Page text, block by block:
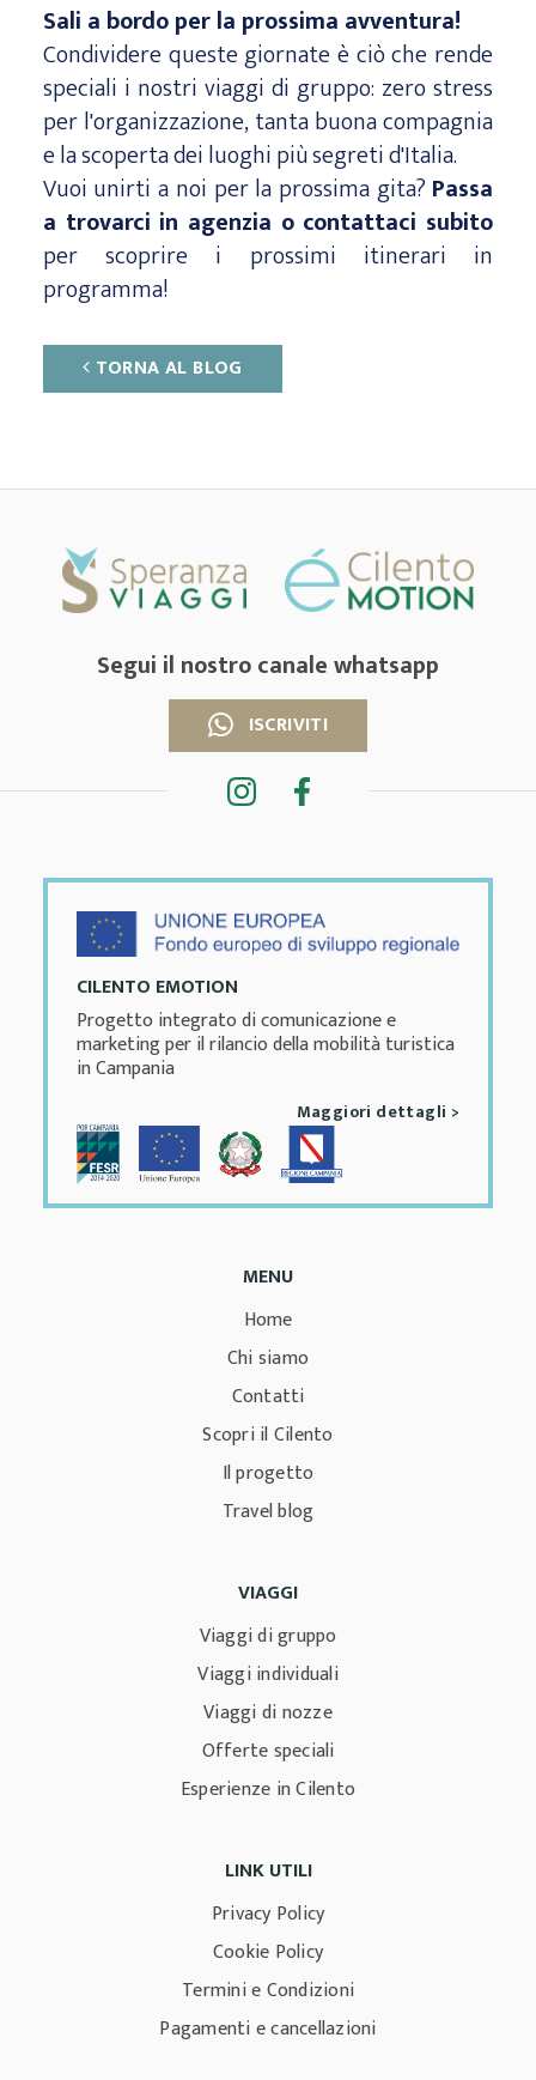
Sali a bordo per la prossima avventura!
Condividere queste giornate è ciò che rende
speciali i nostri viaggi di gruppo: zero stress
per l'organizzazione, tanta buona compagnia
e la scoperta dei luoghi più segreti d'Italia.
Vuoi unirti a noi per la prossima gita? Passa
a trovarci in agenzia o contattaci subito
per scoprire i prossimi itinerari in
programma!
TORNA AL BLOG
Segui il nostro canale whatsapp
ISCRIVITI
CILENTO EMOTION
Progetto integrato di comunicazione e
marketing per il rilancio della mobilità turistica
in Campania
Maggiori dettagli >
MENU
Home
Chi siamo
Contatti
Scopri il Cilento
Il progetto
Travel blog
VIAGGI
Viaggi di gruppo
Viaggi individuali
Viaggi di nozze
Offerte speciali
Esperienze in Cilento
LINK UTILI
Privacy Policy
Cookie Policy
Termini e Condizioni
Pagamenti e cancellazioni